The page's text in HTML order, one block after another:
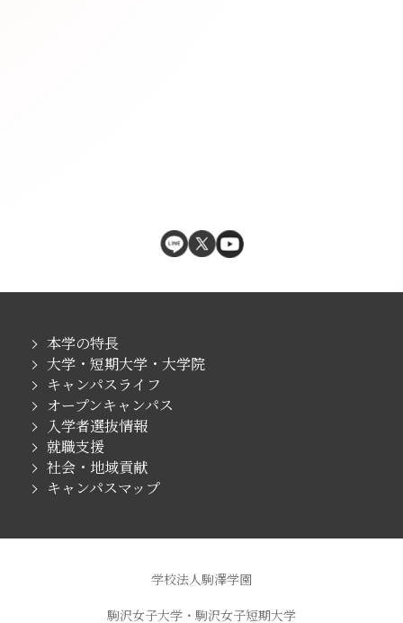
本学の特長
大学・短期大学・大学院
キャンパスライフ
オープンキャンパス
入学者選抜情報
就職支援
社会・地域貢献
キャンパスマップ
学校法人駒澤学園
駒沢女子大学・駒沢女子短期大学